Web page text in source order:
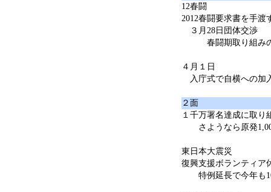
12春闘
2012春闘要求書を手渡
３月28日団体交渉
春闘期取り組みの
４月１日
入庁式で自横への加
２面
１千万署名達成に取り
さようなら原発
東日本大震災
復興支援ボランティア
特例延長で今年も